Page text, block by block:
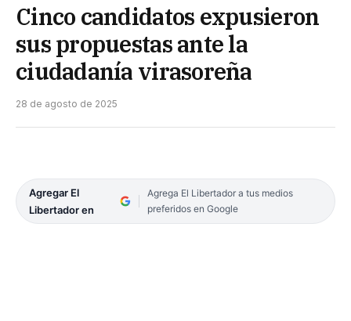
Cinco candidatos expusieron
sus propuestas ante la
ciudadanía virasoreña
28 de agosto de 2025
Agregar El
Libertador en
Agrega El Libertador a tus medios
preferidos en Google